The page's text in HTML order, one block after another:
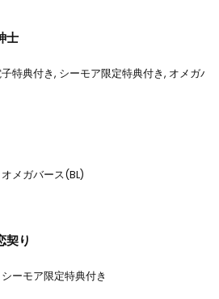
士
特典付き, シーモア限定特典付き, オメガバ
オメガバース(BL)
契り
シーモア限定特典付き